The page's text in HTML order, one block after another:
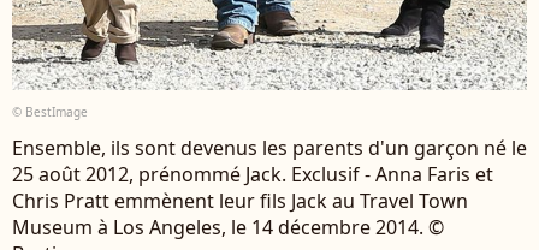
© BestImage
Ensemble, ils sont devenus les parents d'un garçon né le
25 août 2012, prénommé Jack. Exclusif - Anna Faris et
Chris Pratt emmènent leur fils Jack au Travel Town
Museum à Los Angeles, le 14 décembre 2014. ©